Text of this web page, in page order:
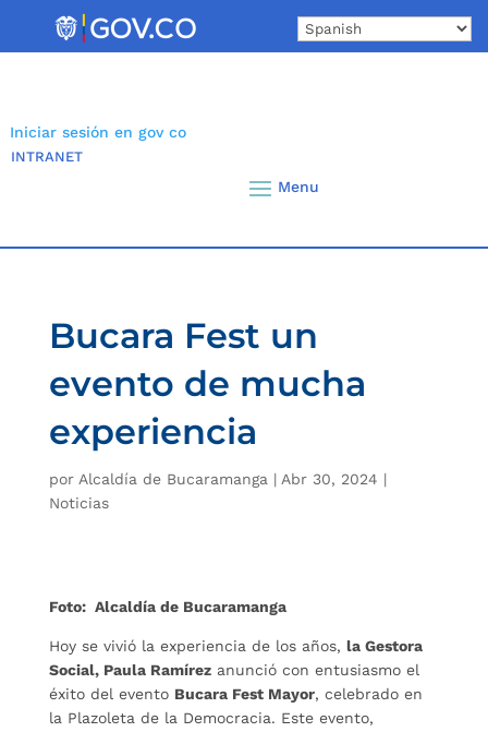
Iniciar sesión en gov co
INTRANET
Bucara Fest un
evento de mucha
experiencia
por Alcaldía de Bucaramanga | Abr 30, 2024 |
Noticias
Foto: Alcaldía de Bucaramanga
Hoy se vivió la experiencia de los años, la Gestora
Social, Paula Ramírezanunció con entusiasmo el
éxito del evento Bucara Fest Mayor, celebrado en
la Plazoleta de la Democracia. Este evento,